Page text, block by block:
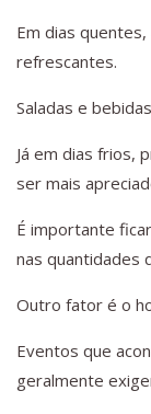
Em dias
refrescantes.
Saladas e
Já em dias frios,
ser mais
É importante
nas quantidades
Outro fator é o
Eventos que
geralmente